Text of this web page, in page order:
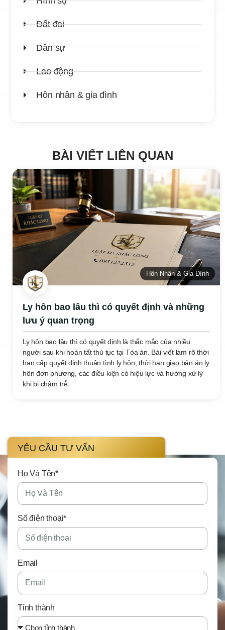
Đất đai
Dân sự
Lao động
Hôn nhân & gia đình
BÀI VIẾT LIÊN QUAN
Hôn Nhân & Gia Đình
Ly hôn bao lâu thì có quyết định và những
lưu ý quan trọng
Ly hôn bao lâu thì có quyết định là thắc mắc của nhiều
người sau khi hoàn tất thủ tục tại Tòa án. Bài viết làm rõ thời
hạn cấp quyết định thuận tình ly hôn, thời hạn giao bản án ly
hôn đơn phương, các điều kiện có hiệu lực và hướng xử lý
khi bị chậm trễ.
YÊU CẦU TƯ VẤN
Họ Và Tên*
Số điện thoại*
Email
Tỉnh thành